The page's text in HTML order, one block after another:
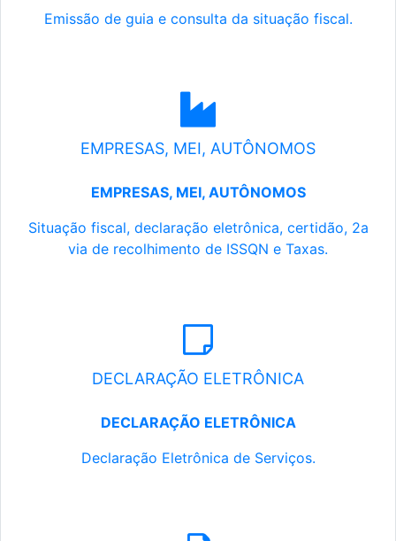
Emissão de guia e consulta da situação fiscal.
EMPRESAS, MEI, AUTÔNOMOS
EMPRESAS, MEI, AUTÔNOMOS
Situação fiscal, declaração eletrônica, certidão, 2a
via de recolhimento de ISSQN e Taxas.
DECLARAÇÃO ELETRÔNICA
DECLARAÇÃO ELETRÔNICA
Declaração Eletrônica de Serviços.